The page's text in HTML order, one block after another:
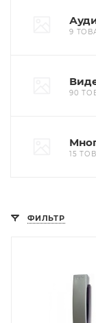
9
90
15
ФИЛЬТР